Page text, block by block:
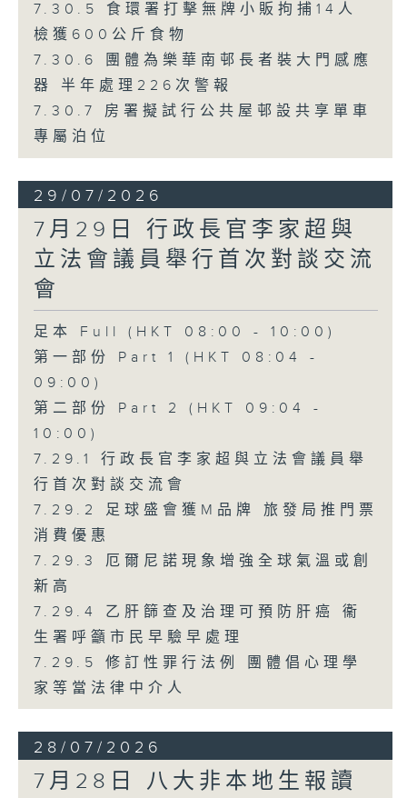
7.30.5 食環署打擊無牌小販拘捕14人
檢獲600公斤食物
7.30.6 團體為樂華南邨長者裝大門感應
器 半年處理226次警報
7.30.7 房署擬試行公共屋邨設共享單車
專屬泊位
29/07/2026
7月29日 行政長官李家超與
立法會議員舉行首次對談交流
會
足本 Full (HKT 08:00 - 10:00)
第一部份 Part 1 (HKT 08:04 -
09:00)
第二部份 Part 2 (HKT 09:04 -
10:00)
7.29.1 行政長官李家超與立法會議員舉
行首次對談交流會
7.29.2 足球盛會獲M品牌 旅發局推門票
消費優惠
7.29.3 厄爾尼諾現象增強全球氣溫或創
新高
7.29.4 乙肝篩查及治理可預防肝癌 衞
生署呼籲市民早驗早處理
7.29.5 修訂性罪行法例 團體倡心理學
家等當法律中介人
28/07/2026
7月28日 八大非本地生報讀